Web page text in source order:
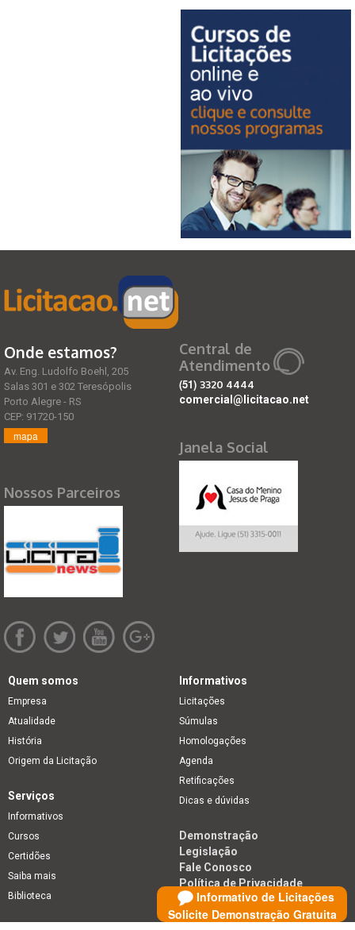
Informativo de Licitações
Solicite Demonstração Gratuita
Onde estamos?
Av. Eng. Ludolfo Boehl, 205
Salas 301 e 302 Teresópolis
Porto Alegre - RS
CEP: 91720-150
mapa
Nossos Parceiros
Central de
Atendimento
(51) 3320 4444
comercial@licitacao.net
Janela Social
Quem somos
Empresa
Atualidade
História
Origem da Licitação
Informativos
Licitações
Súmulas
Homologações
Agenda
Retificações
Dicas e dúvidas
Serviços
Informativos
Cursos
Certidões
Saiba mais
Biblioteca
Demonstração
Legislação
Fale Conosco
Política de Privacidade